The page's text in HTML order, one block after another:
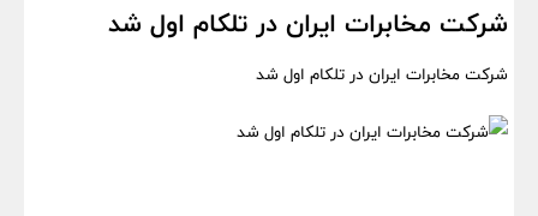
شرکت مخابرات ایران در تلکام اول شد
شرکت مخابرات ایران در تلکام اول شد